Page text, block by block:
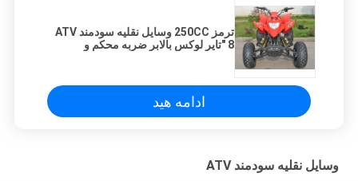
ترمز 250CC وسایل نقلیه سودمند ATV
8 "تایر لوکس بالابر ضربه محکم و
ادامه هید
وسایل نقلیه سودمند ATV